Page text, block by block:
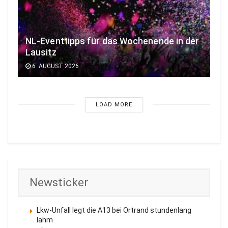
NL-Eventtipps für das Wochenende in der
Lausitz
6. AUGUST 2026
LOAD MORE
Newsticker
Lkw-Unfall legt die A13 bei Ortrand stundenlang
lahm